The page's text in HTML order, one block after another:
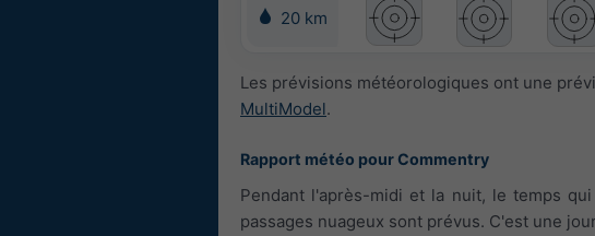
20 km
Les prévisions météorologiques ont une
MultiModel.
Rapport météo pour Commentry
Pendant l'après-midi et la nuit, le temps
passages nuageux sont prévus. C'est une